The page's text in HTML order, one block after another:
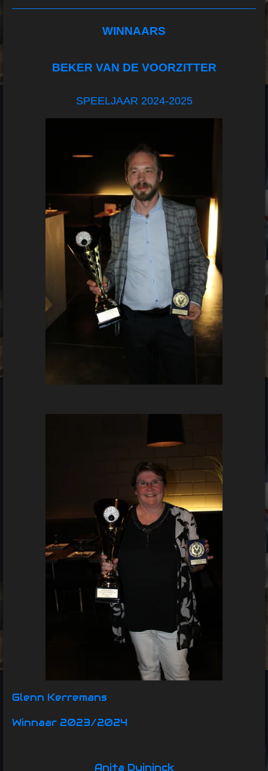
WINNAARS
BEKER VAN DE VOORZITTER
SPEELJAAR 2024-2025
Glenn Kerremans
Winnaar 2023/2024
Anita Duininck